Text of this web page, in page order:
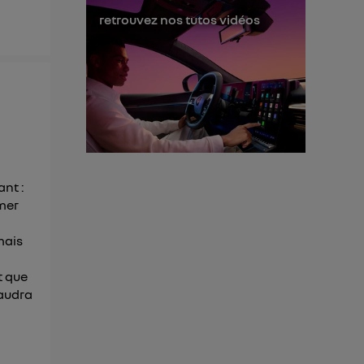
:
que
retrouvez nos tutos vidéos